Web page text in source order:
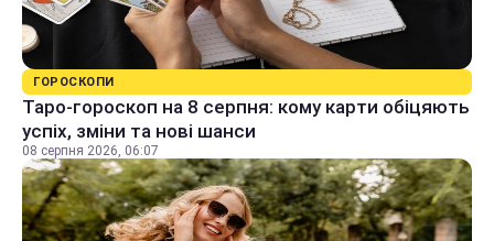
ГОРОСКОПИ
Таро-гороскоп на 8 серпня: кому карти обіцяють
успіх, зміни та нові шанси
08 серпня 2026, 06:07